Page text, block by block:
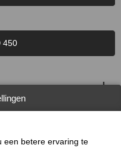
450
een betere ervaring te